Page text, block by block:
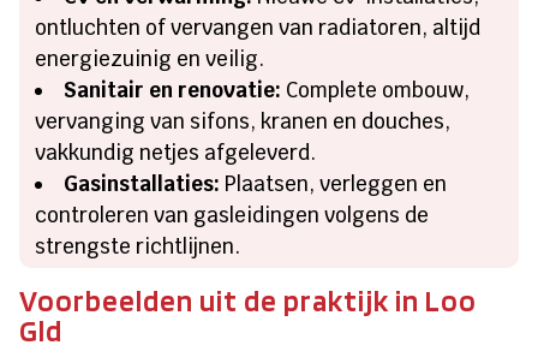
ontluchten of vervangen van radiatoren, altijd
energiezuinig en veilig.
Sanitair en renovatie: Complete ombouw,
vervanging van sifons, kranen en douches,
vakkundig netjes afgeleverd.
Gasinstallaties: Plaatsen, verleggen en
controleren van gasleidingen volgens de
strengste richtlijnen.
Voorbeelden uit de praktijk in Loo
Gld